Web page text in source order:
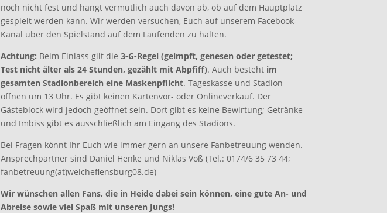
noch nicht fest und hängt vermutlich auch davon ab, ob auf dem Hauptplatz
gespielt werden kann. Wir werden versuchen, Euch auf unserem Facebook-
Kanal über den Spielstand auf dem Laufenden zu halten.
Achtung: Beim Einlass gilt die 3-G-Regel (geimpft, genesen oder getestet;
Test nicht älter als 24 Stunden, gezählt mit Abpfiff). Auch besteht im
gesamten Stadionbereich eine Maskenpflicht. Tageskasse und Stadion
öffnen um 13 Uhr. Es gibt keinen Kartenvor- oder Onlineverkauf. Der
Gästeblock wird jedoch geöffnet sein. Dort gibt es keine Bewirtung; Getränke
und Imbiss gibt es ausschließlich am Eingang des Stadions.
Bei Fragen könnt Ihr Euch wie immer gern an unsere Fanbetreuung wenden.
Ansprechpartner sind Daniel Henke und Niklas Voß (Tel.: 0174/6 35 73 44;
fanbetreuung(at)weicheflensburg08.de)
Wir wünschen allen Fans, die in Heide dabei sein können, eine gute An- und
Abreise sowie viel Spaß mit unseren Jungs!